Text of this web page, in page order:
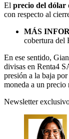
El precio del dólar
con respecto al
MÁS
cobertura del
En ese sentido,
divisas en Renta4
presión a la baja
moneda a un
Newsletter